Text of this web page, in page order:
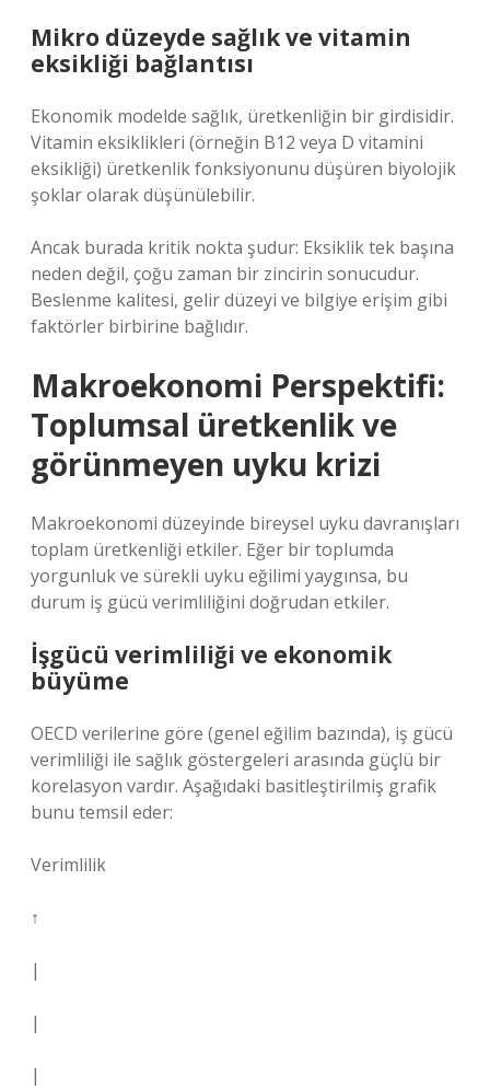
Mikro düzeyde sağlık ve vitamin
eksikliği bağlantısı
Ekonomik modelde sağlık, üretkenliğin bir girdisidir.
Vitamin eksiklikleri (örneğin B12 veya D vitamini
eksikliği) üretkenlik fonksiyonunu düşüren biyolojik
şoklar olarak düşünülebilir.
Ancak burada kritik nokta şudur: Eksiklik tek başına
neden değil, çoğu zaman bir zincirin sonucudur.
Beslenme kalitesi, gelir düzeyi ve bilgiye erişim gibi
faktörler birbirine bağlıdır.
Makroekonomi Perspektifi:
Toplumsal üretkenlik ve
görünmeyen uyku krizi
Makroekonomi düzeyinde bireysel uyku davranışları
toplam üretkenliği etkiler. Eğer bir toplumda
yorgunluk ve sürekli uyku eğilimi yaygınsa, bu
durum iş gücü verimliliğini doğrudan etkiler.
İşgücü verimliliği ve ekonomik
büyüme
OECD verilerine göre (genel eğilim bazında), iş gücü
verimliliği ile sağlık göstergeleri arasında güçlü bir
korelasyon vardır. Aşağıdaki basitleştirilmiş grafik
bunu temsil eder:
Verimlilik
↑
|
|
|